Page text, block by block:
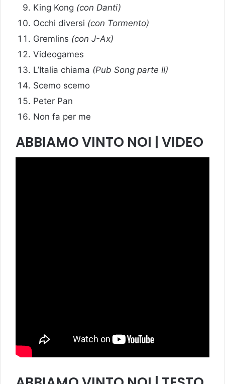
King Kong (con Danti)
Occhi diversi (con Tormento)
Gremlins (con J-Ax)
Videogames
L’Italia chiama (Pub Song parte II)
Scemo scemo
Peter Pan
Non fa per me
ABBIAMO VINTO NOI | VIDEO